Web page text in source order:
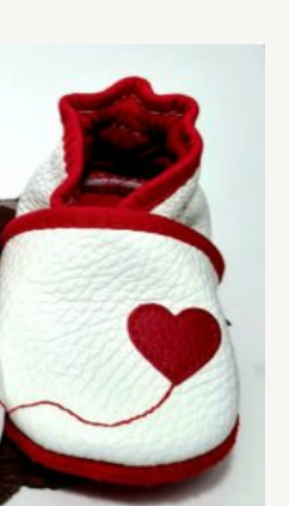
de
prix :
35,00 €
à
42,00 €